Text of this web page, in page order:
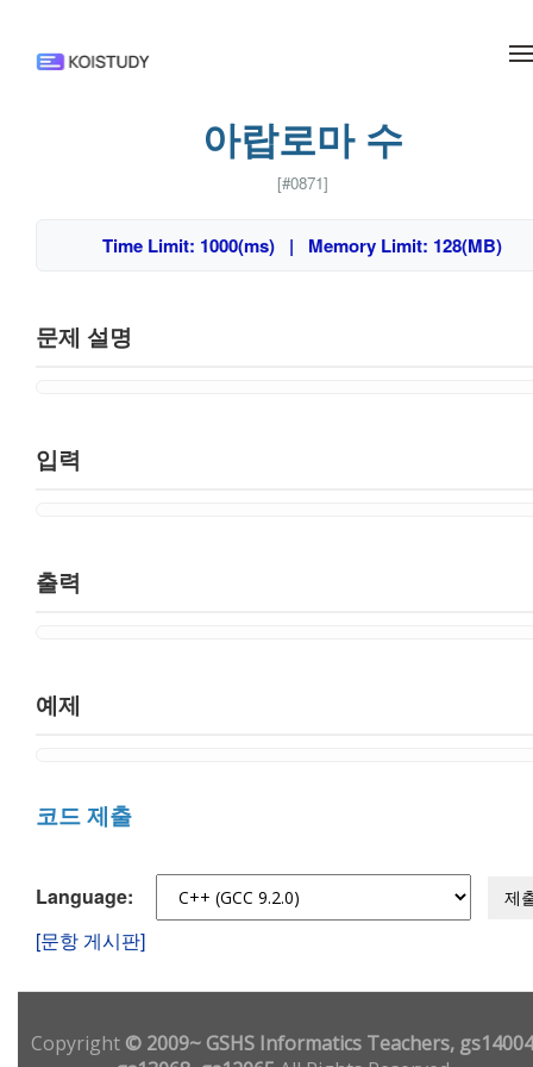
아랍로마 수
[#0871]
Time Limit: 1000(ms) | Memory Limit: 128(MB)
문제 설명
입력
출력
예제
코드 제출
Language: 제
[문항 게시판]
Copyright© 2009~ GSHS Informatics Teachers,